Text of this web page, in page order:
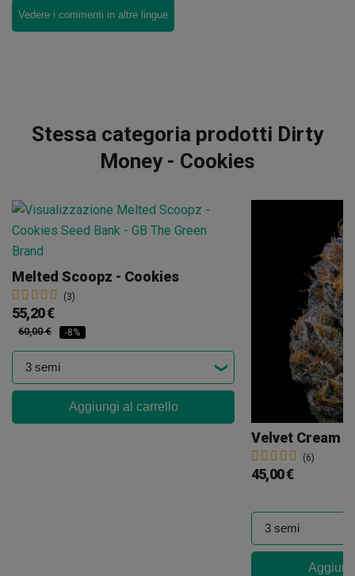
Vedere i commenti in altre lingue
Stessa categoria prodotti Dirty
Money - Cookies
Melted Scoopz - Cookies
(3)
55,20 €
60,00 € -8%
Aggiungi al carrello
Velvet Cream
(6)
45,00 €